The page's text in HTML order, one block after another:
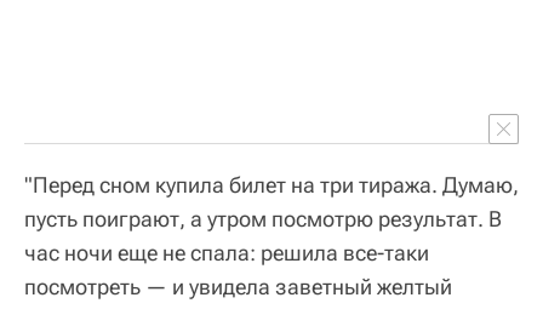
"Перед сном купила билет на три тиража. Думаю,
пусть поиграют, а утром посмотрю результат. В
час ночи еще не спала: решила все-таки
посмотреть — и увидела заветный желтый